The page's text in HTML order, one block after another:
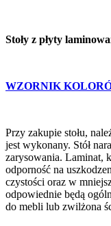
Stoły z płyty
WZORNIK
Przy zakupie stołu,
jest wykonany. Stół
zarysowania. Laminat,
odporność na
czystości oraz w
odpowiednie będą
do mebli lub zwilżona